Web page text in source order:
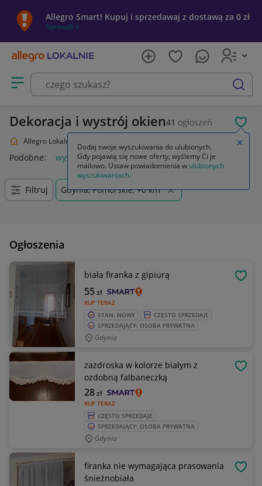
Allegro Smart! Kupuj i sprzedawaj z dostawą za 0 zł
Sprawdź »
Otwórz menu z kategoriami
szukaj
Dekoracja i wystrój okien41 ogłoszeń
Allegro Lokalnie
Podobne: wystrój okien lart wystrój okien
Filtruj Gdynia, Pomorskie, +0 km
Ogłoszenia
biała firanka z gipiurą
KUP TERAZ
55zł
STAN: NOWY
CZĘSTO SPRZEDAJE
SPRZEDAJĄCY: OSOBA PRYWATNA
Gdynia
zazdroska w kolorze białym z
ozdobną falbaneczką
KUP TERAZ
28zł
CZĘSTO SPRZEDAJE
SPRZEDAJĄCY: OSOBA PRYWATNA
Gdynia
firanka nie wymagająca prasowania
śnieżnobiała
Dodaj swoje wyszukiwania do ulubionych.
Gdy pojawią się nowe oferty, wyślemy Ci je
mailowo. Ustaw powiadomienia w ulubionych
wyszukiwaniach.